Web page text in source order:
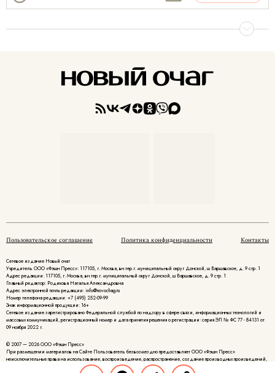
Пользовательское соглашение Политика конфиденциальности Контакты
Сетевое издание Новый очаг
Учредитель ООО «Фэшн Пресс»: 117105, г. Москва, вн.тер.г. муниципальный округ Донской, ш Варшавское, д. 9 стр. 1
Адрес редакции: 117105, г. Москва, вн.тер.г. муниципальный округ Донской, ш Варшавское, д. 9 стр. 1
Главный редактор: Родикова Наталья Александровна
Адрес электронной почты редакции: info@novochag.ru
Номер телефона редакции: +7 (495) 252-09-99
Знак информационной продукции: 16+
Cетевое издание зарегистрировано Федеральной службой по надзору в сфере связи, информационных технологий и
массовых коммуникаций, регистрационный номер и дата принятия решения о регистрации: серия ЭЛ № ФС 77 - 84131 от
09 ноября 2022 г.
© 2007 — 2026 ООО «Фэшн Пресс»
При размещении материалов на Сайте Пользователь безвозмездно предоставляет ООО «Фэшн Пресс»
неисключительные права на использование, воспроизведение, распространение, создание производных произведений,
а также на демонстрацию материалов и доведение их до всеобщего сведения.